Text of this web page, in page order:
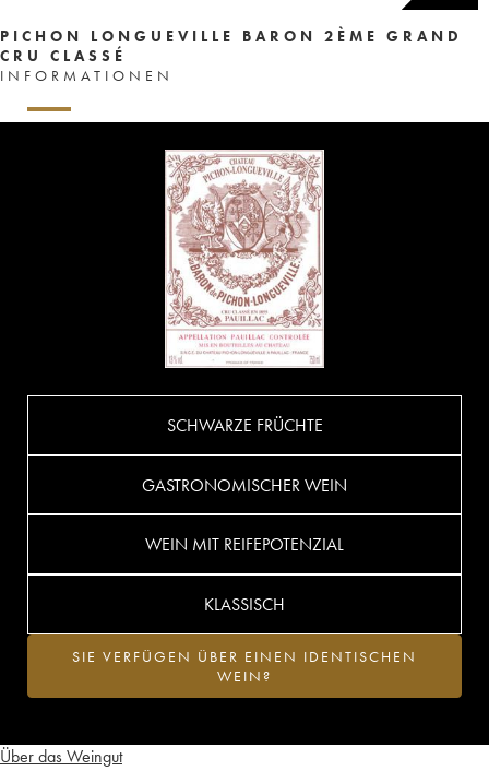
PICHON LONGUEVILLE BARON 2ÈME GRAND
CRU CLASSÉ
INFORMATIONEN
Über das Weingut
SCHWARZE FRÜCHTE
GASTRONOMISCHER WEIN
WEIN MIT REIFEPOTENZIAL
KLASSISCH
SIE VERFÜGEN ÜBER EINEN IDENTISCHEN
WEIN?